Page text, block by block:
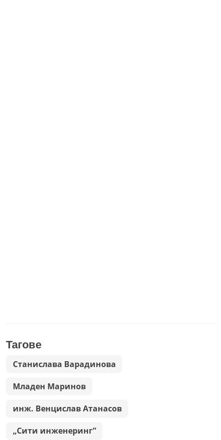
Тагове
Станислава Варадинова
Младен Маринов
инж. Венцислав Атанасов
„Сити инженеринг”